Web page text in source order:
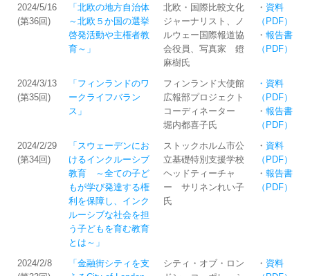
2024/5/16
(第36回)
「北欧の地方自治体
～北欧５か国の選挙
啓発活動や主権者教
育～」
北欧・国際比較文化
ジャーナリスト、ノ
ルウェー国際報道協
会役員、写真家 鐙
麻樹氏
・ 資料
（PDF）
・ 報告書
（PDF）
2024/3/13
(第35回)
「フィンランドのワ
ークライフバラン
ス」
フィンランド大使館
広報部プロジェクト
コーディネーター
堀内都喜子氏
・資料
（PDF）
・ 報告書
（PDF）
2024/2/29
(第34回)
「スウェーデンにお
けるインクルーシブ
教育 ～全ての子ど
もが学び発達する権
利を保障し、インク
ルーシブな社会を担
う子どもを育む教育
とは～」
ストックホルム市公
立基礎特別支援学校
ヘッドティーチャ
ー サリネンれい子
氏
・ 資料
（PDF）
・ 報告書
（PDF）
2024/2/8
「金融街シティを支
シティ・オブ・ロン
・ 資料